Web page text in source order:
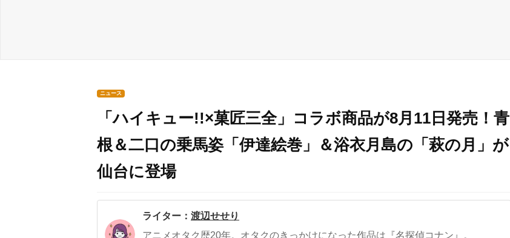
ニュース
「ハイキュー!!×菓匠三全」コラボ商品が8月11日発売！青
根＆二口の乗馬姿「伊達絵巻」＆浴衣月島の「萩の月」が
仙台に登場
ライター： 渡辺せせり
アニメオタク歴20年。オタクのきっかけになった作品は『名探偵コナン』。